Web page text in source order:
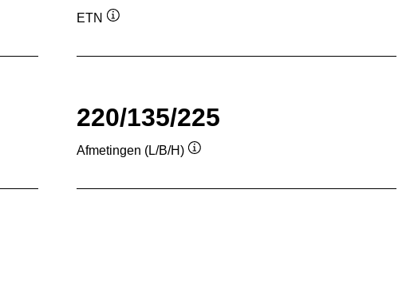
ETN
de
220/135/225
Afmetingen (L/B/H)
de